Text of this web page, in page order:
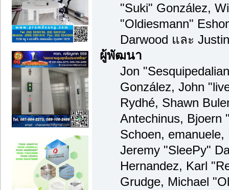
"Suki" González,
"Oldiesmann"
Darwood และ
ผู้พัฒนา
Jon
González, John
Rydhé, Shawn
Antechinus, Bjoern
Schoen,
Jeremy "SleePy"
Hernandez, Karl
Grudge, Michael